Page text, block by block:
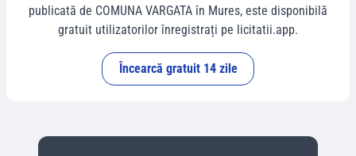
publicată de COMUNA VARGATA în Mures, este disponibilă
gratuit utilizatorilor înregistrați pe licitatii.app.
Încearcă gratuit 14 zile